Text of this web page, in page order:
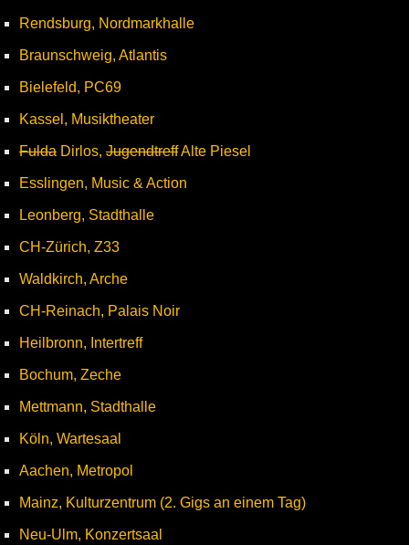
Rendsburg, Nordmarkhalle
Braunschweig, Atlantis
Bielefeld, PC69
Kassel, Musiktheater
Fulda Dirlos, JugendtreffAlte Piesel
Esslingen, Music & Action
Leonberg, Stadthalle
CH-Zürich, Z33
Waldkirch, Arche
CH-Reinach, Palais Noir
Heilbronn, Intertreff
Bochum, Zeche
Mettmann, Stadthalle
Köln, Wartesaal
Aachen, Metropol
Mainz, Kulturzentrum (2. Gigs an einem Tag)
Neu-Ulm, Konzertsaal